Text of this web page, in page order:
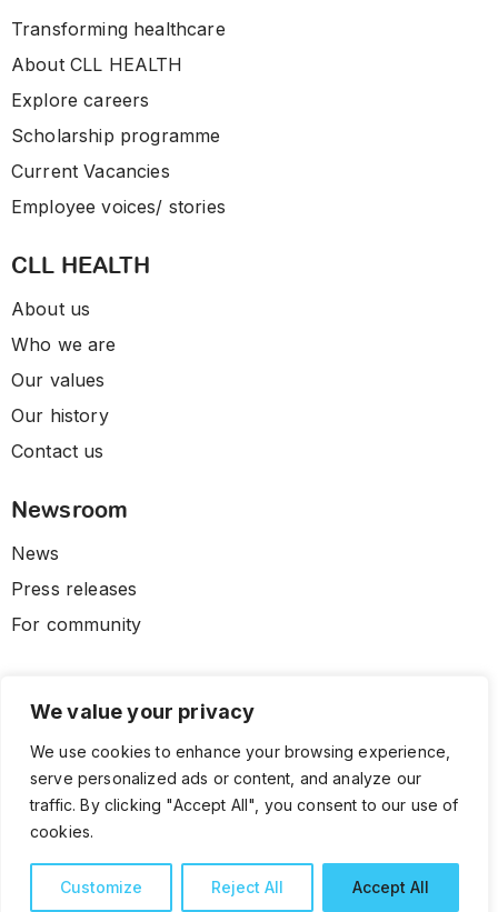
We value your privacy
We use cookies to enhance your browsing experience,
serve personalized ads or content, and analyze our
traffic. By clicking "Accept All", you consent to our use of
cookies.
Customize Reject All Accept All
Transforming healthcare
About CLL HEALTH
Explore careers
Scholarship programme
Current Vacancies
Employee voices/ stories
CLL HEALTH
About us
Who we are
Our values
Our history
Contact us
Newsroom
News
Press releases
For community
© 2026 CLL HEALTH. All Rights Reserved.
Terms and Conditions
Privacy Policy